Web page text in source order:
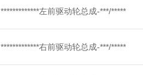
*************左前驱动轮总成-***/*****
*************右前驱动轮总成-***/*****